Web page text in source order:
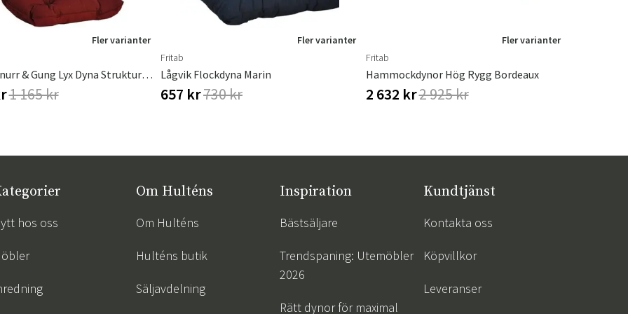
Fler varianter
Canyon Snurr & Gung Lyx Dyna Strukturdralon Bordeaux
1 165 kr
Fler varianter
Fritab
Lågvik Flockdyna Marin
657 kr730 kr
Fler varianter
Fritab
Hammockdynor Hög Rygg Bordeaux
2 632 kr2 925 kr
hos oss
Om Hulténs
Om Hulténs
Hulténs butik
Säljavdelning
Inspiration
Bästsäljare
Trendspaning: Utemöbler
2026
Rätt dynor för maximal
Kundtjänst
Kontakta oss
Köpvillkor
Leveranser